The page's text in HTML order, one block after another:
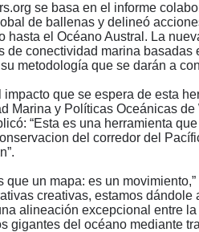
se basa en el informe
de ballenas y delineó
hasta el Océano Austral. La
de conectividad marina
metodología que se darán a
impacto que se espera de esta
Marina y Políticas Oceánicas
“Esta es una herramienta
del corredor del
que un mapa: es un
creativas, estamos
alineación excepcional entre
gigantes del océano mediante